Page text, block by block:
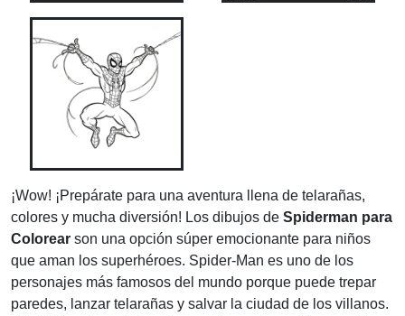
¡Wow! ¡Prepárate para una aventura llena de telarañas,
colores y mucha diversión! Los dibujos de Spiderman para
Colorear son una opción súper emocionante para niños
que aman los superhéroes. Spider-Man es uno de los
personajes más famosos del mundo porque puede trepar
paredes, lanzar telarañas y salvar la ciudad de los villanos.